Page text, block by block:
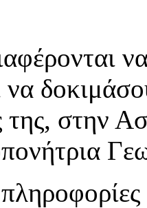
της, στην